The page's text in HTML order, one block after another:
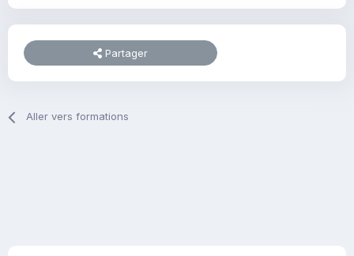
Partager
Aller vers formations